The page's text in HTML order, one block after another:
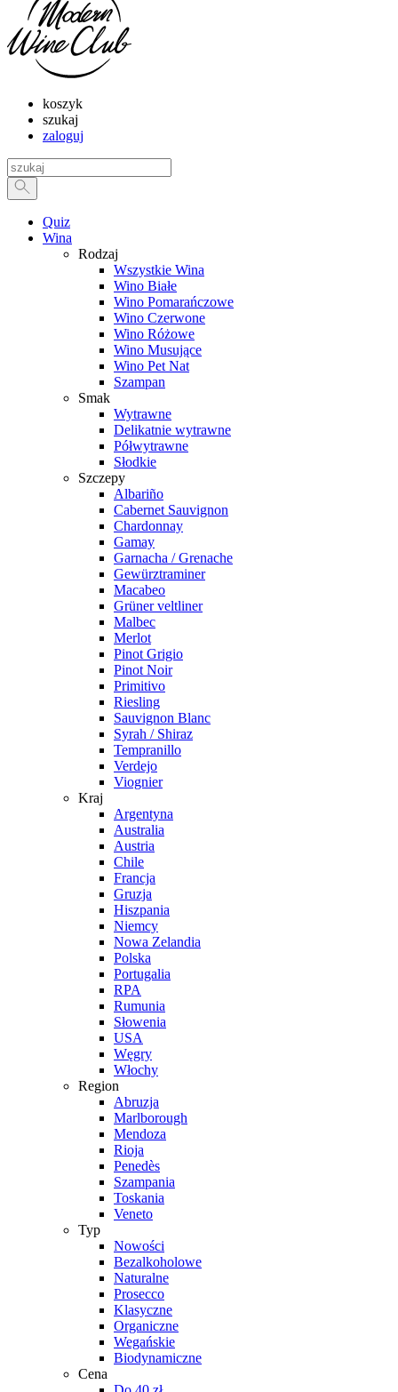
koszyk
szukaj
zaloguj
Quiz
Wina
Rodzaj
Wszystkie Wina
Wino Białe
Wino Pomarańczowe
Wino Czerwone
Wino Różowe
Wino Musujące
Wino Pet Nat
Szampan
Smak
Wytrawne
Delikatnie wytrawne
Półwytrawne
Słodkie
Szczepy
Albariño
Cabernet Sauvignon
Chardonnay
Gamay
Garnacha / Grenache
Gewürztraminer
Macabeo
Grüner veltliner
Malbec
Merlot
Pinot Grigio
Pinot Noir
Primitivo
Riesling
Sauvignon Blanc
Syrah / Shiraz
Tempranillo
Verdejo
Viognier
Kraj
Argentyna
Australia
Austria
Chile
Francja
Gruzja
Hiszpania
Niemcy
Nowa Zelandia
Polska
Portugalia
RPA
Rumunia
Słowenia
USA
Węgry
Włochy
Region
Abruzja
Marlborough
Mendoza
Rioja
Penedès
Szampania
Toskania
Veneto
Typ
Nowości
Bezalkoholowe
Naturalne
Prosecco
Klasyczne
Organiczne
Wegańskie
Biodynamiczne
Cena